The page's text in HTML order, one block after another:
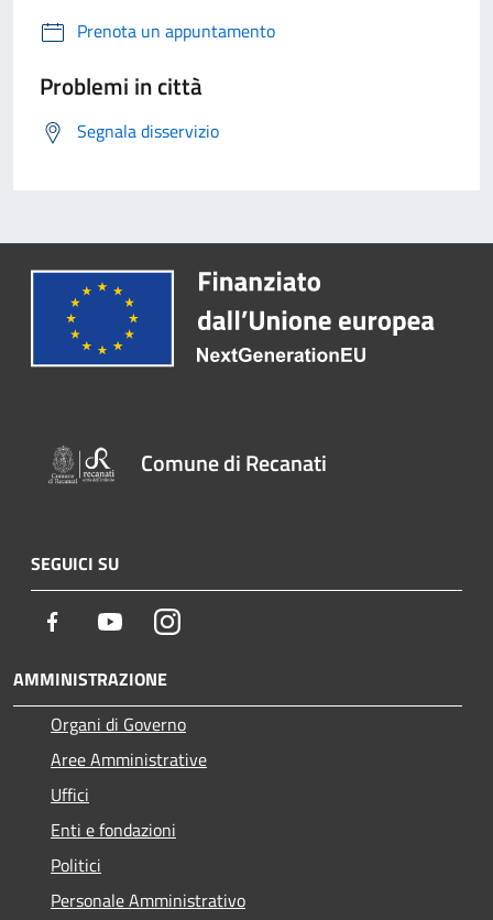
Prenota un appuntamento
Problemi in città
Segnala disservizio
Comune di Recanati
SEGUICI SU
Facebook YoutubeInstagram
AMMINISTRAZIONE
Organi di Governo
Aree Amministrative
Uffici
Enti e fondazioni
Politici
Personale Amministrativo